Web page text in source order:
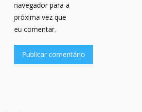
navegador para a
próxima vez que
eu comentar.